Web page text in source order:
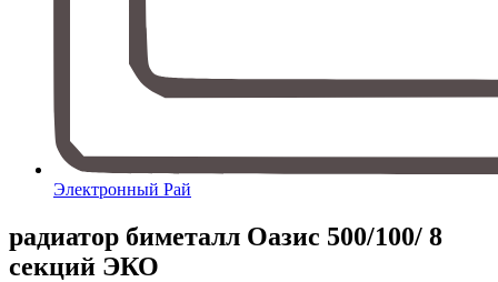
Электронный Рай
радиатор биметалл Оазис 500/100/ 8
секций ЭКО